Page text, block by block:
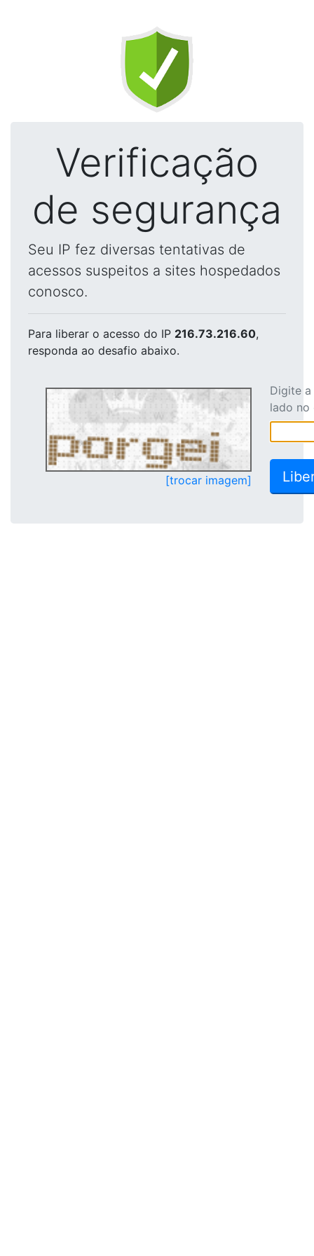
Verificação
de segurança
Seu IP fez diversas tentativas de
acessos suspeitos a sites hospedados
conosco.
Para liberar o acesso do IP 216.73.216.60,
responda ao desafio abaixo.
[trocar imagem]
Digite
lado no